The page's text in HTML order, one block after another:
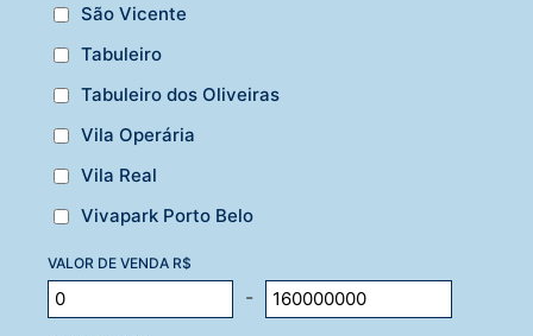
São Vicente
Tabuleiro
Tabuleiro dos Oliveiras
Vila Operária
Vila Real
Vivapark Porto Belo
VALOR DE VENDA R$
-